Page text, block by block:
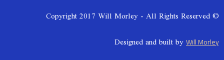
© Copyright 2017 Will Morley - All Rights Reserved
Designed and built byWill Morley